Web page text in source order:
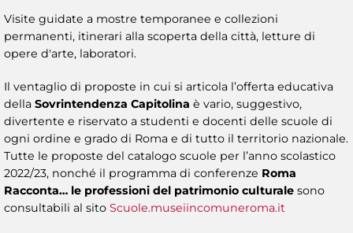
Visite guidate a mostre temporanee e collezioni
permanenti, itinerari alla scoperta della città, letture di
opere d'arte, laboratori.
Il ventaglio di proposte in cui si articola l’offerta educativa
della Sovrintendenza Capitolina è vario, suggestivo,
divertente e riservato a studenti e docenti delle scuole di
ogni ordine e grado di Roma e di tutto il territorio nazionale.
Tutte le proposte del catalogo scuole per l’anno scolastico
2022/23, nonché il programma di conferenze Roma
Racconta… le professioni del patrimonio culturale sono
consultabili al sito Scuole.museiincomuneroma.it